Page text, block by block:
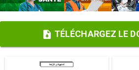
TÉLÉCHARGEZ LE